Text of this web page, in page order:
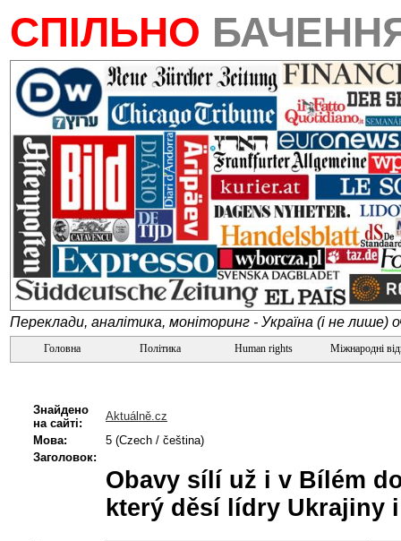
СПІЛЬНО
Переклади, аналітика, моніторинг - Україна (і не лише)
Головна Політика Human rights Міжнародні
Знайдено
на сайті:
Aktuálně.cz
Мова:
5 (Czech / čeština)
Заголовок:
Obavy sílí už i v Bílém
který děsí lídry Ukrajiny